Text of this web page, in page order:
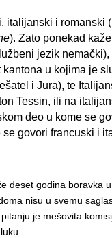
italijanski i romanski
). Zato ponekad
jezik
kantona u kojima je
i Jura), te
Tessin, ili na
deo u kome se
govori francuski i
deset godina boravka
nisu u svemu
je mešovita